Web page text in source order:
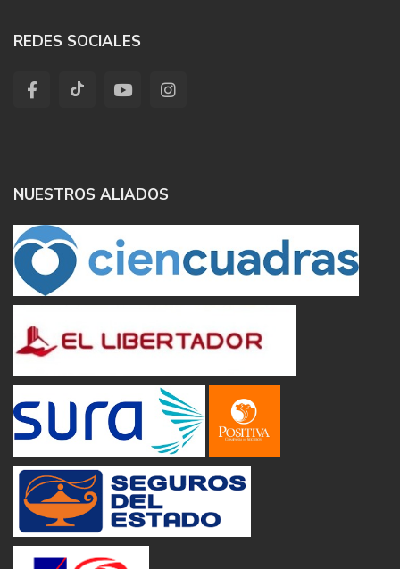
REDES SOCIALES
NUESTROS ALIADOS